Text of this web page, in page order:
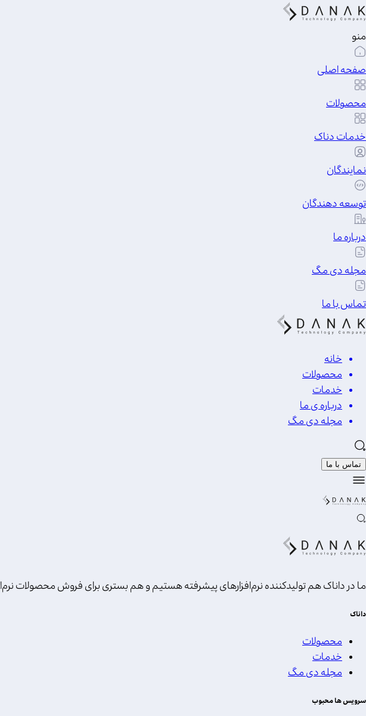
منو
صفحه اصلی
محصولات
خدمات دناک
نمایندگان
توسعه دهندگان
درباره ما
مجله دی مگ
تماس با ما
خانه
محصولات
خدمات
درباره ی ما
مجله دی مگ
تماس با ما
ما در داناک هم تولیدکننده نرم‌افزارهای پیشرفته هستیم و هم بستری برای فروش محصولات
داناک
محصولات
خدمات
مجله دی مگ
سرویس ها محبوب